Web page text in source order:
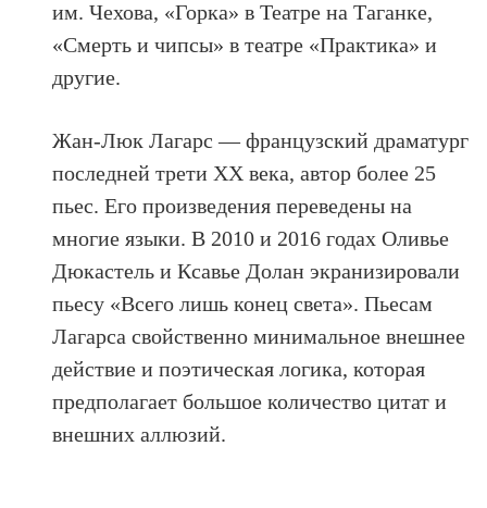
им. Чехова, «Горка» в Театре на Таганке,
«Смерть и чипсы» в театре «Практика» и
другие.
Жан-Люк Лагарс — французский драматург
последней трети ХХ века, автор более 25
пьес. Его произведения переведены на
многие языки. В 2010 и 2016 годах Оливье
Дюкастель и Ксавье Долан экранизировали
пьесу «Всего лишь конец света». Пьесам
Лагарса свойственно минимальное внешнее
действие и поэтическая логика, которая
предполагает большое количество цитат и
внешних аллюзий.